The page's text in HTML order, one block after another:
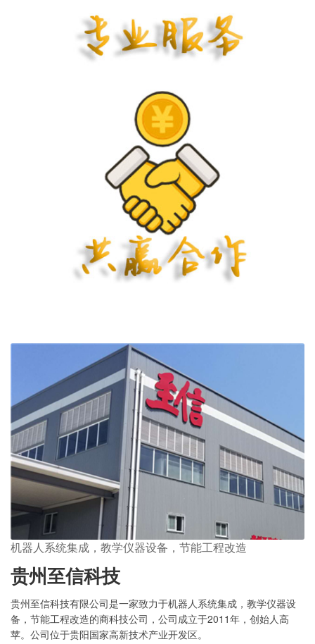
机器人系统集成，教学仪器设备，节能工程改造
贵州至信科技
贵州至信科技有限公司是一家致力于机器人系统集成，教学仪器设
备，节能工程改造的商科技公司，公司成立于2011年，创始人高
苹。公司位于贵阳国家高新技术产业开发区。